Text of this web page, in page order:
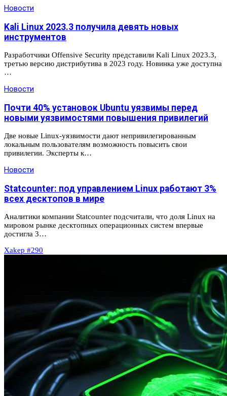
Новости
Kali Linux 2023.3 получила девять новых
инструментов
Разработчики Offensive Security представили Kali Linux 2023.3,
третью версию дистрибутива в 2023 году. Новинка уже доступна
…
Новости
Почти 40% установок Ubuntu уязвимы перед
новыми уязвимостями повышения привилегий
Две новые Linux-уязвимости дают непривилегированным
локальным пользователям возможность повысить свои
привилегии. Эксперты к…
Новости
Statcounter: под управлением Linux работают 3%
всех десктопов в мире
Аналитики компании Statcounter подсчитали, что доля Linux на
мировом рынке десктопных операционных систем впервые
достигла 3…
Xakep #290